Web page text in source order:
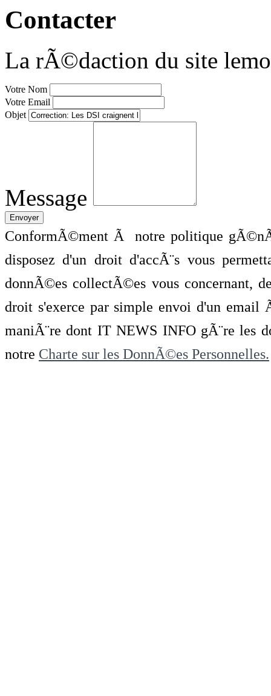
Contacter
La rÃ©daction du site
Votre Nom
Votre Email
Objet
Message
ConformÃ©ment Ã notre politique
disposez d'un droit d'accÃ¨s vous
donnÃ©es collectÃ©es vous concernant,
droit s'exerce par simple envoi d'un
maniÃ¨re dont IT NEWS INFO gÃ¨re les
notre Charte sur les DonnÃ©es Personnelles.